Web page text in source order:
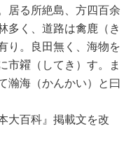
居る所絶島、方四百余
多く、道路は禽鹿（き
り。良田無く、海物を
市糴（してき）す。ま
瀚海（かんかい）と曰
大百科』掲載文を改